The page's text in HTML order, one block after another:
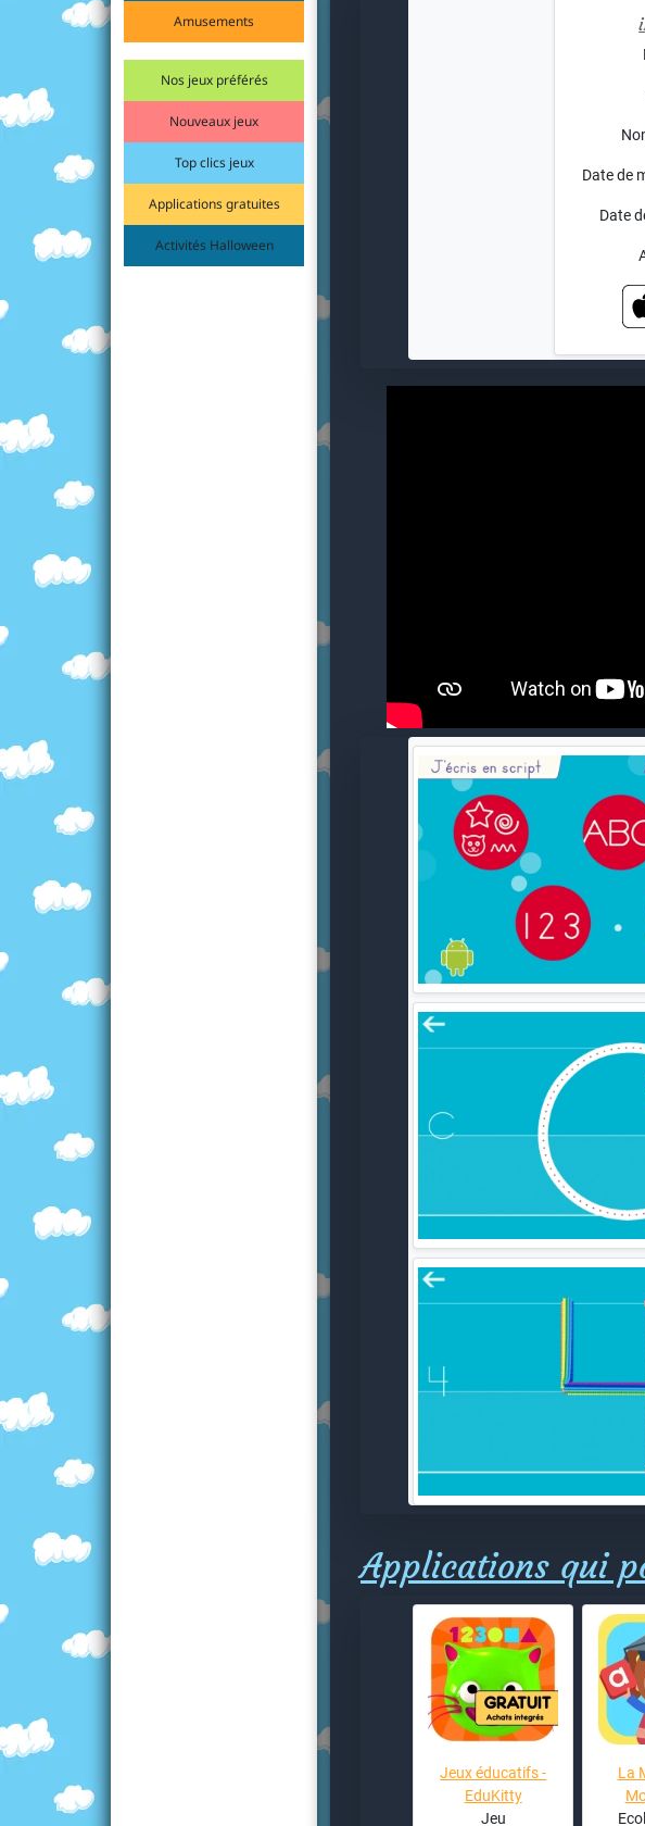
Amusements
Nos jeux préférés
Nouveaux jeux
Top clics jeux
Applications gratuites
Activités Halloween
Date de
Date
Applications qui
Jeux éducatifs -
EduKitty
Jeu
La